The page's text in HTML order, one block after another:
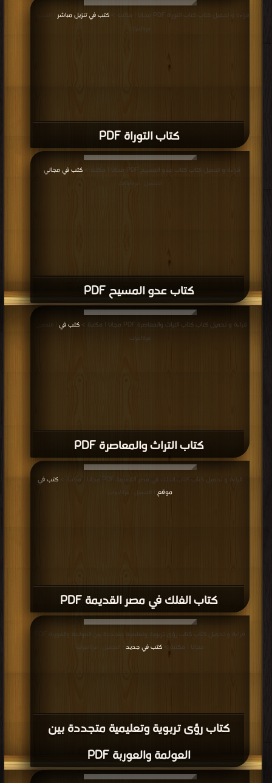
كتاب التوراة PDF
قراءة و تحميل كتاب كتاب التوراة PDF مجانا | مكتبة > كتب في تنزيل مباشر
مرة/مرات
كتاب عدو المسيح PDF
قراءة و تحميل كتاب كتاب عدو المسيح PDF مجانا | مكتبة > كتب في مجاني
التحميل : مرة/مرات
كتاب التراث والمعاصرة PDF
قراءة و تحميل كتاب كتاب التراث والمعاصرة PDF مجانا | مكتبة > كتب في
| التحميل :
مرة/مرات
كتاب الفلك في مصر القديمة PDF
قراءة و تحميل كتاب كتاب الفلك في مصر القديمة PDF مجانا | مكتبة >
كتب في
موقع
| التحميل : مرة/مرات
كتاب رؤى تربوية وتعليمية متجددة بين
العولمة والعوربة PDF
مجانا | مكتبة >كتب في جديد | التحميل : مرة/مرات